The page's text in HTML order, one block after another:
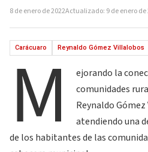
8 de enero de 2022Actualizado: 9 de enero de
Carácuaro Reynaldo Gómez Villalobos
M
ejorando la
comunida­des
Reynaldo
atendiendo una
de los habitantes de las